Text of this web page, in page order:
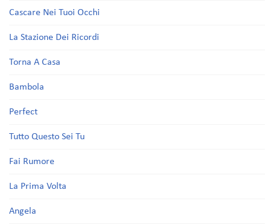
Cascare Nei Tuoi Occhi
La Stazione Dei Ricordi
Torna A Casa
Bambola
Perfect
Tutto Questo Sei Tu
Fai Rumore
La Prima Volta
Angela